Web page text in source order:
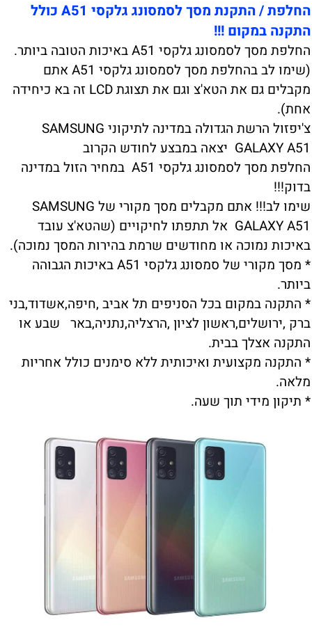
החלפת / התקנת מסך לסמסונג גלקסי A51 כולל
התקנה במקום !!!
החלפת מסך לסמסונג גלקסי A51 באיכות הטובה ביותר.
(שימו לב בהחלפת מסך לסמסונג גלקסי A51 אתם
מקבלים גם את הטא'צ וגם את תצוגת LCD זה בא כיחידה
אחת).
צ'יפזול הרשת הגדולה במדינה לתיקוני SAMSUNG
GALAXY A51 יצאה במבצע לחודש הקרוב
החלפת מסך לסמסונג גלקסי A51 במחיר הזול במדינה
בדוק!!!
שימו לב!!! אתם מקבלים מסך מקורי של SAMSUNG
GALAXY A51 אל תתפתו לחיקויים (שהטא'צ עובד
באיכות נמוכה או מחודשים שרמת בהירות המסך נמוכה).
* מסך מקורי של סמסונג גלקסי A51 באיכות הגבוהה
ביותר.
* התקנה במקום בכל הסניפים תל אביב ,חיפה,אשדוד,בני
ברק ,ירושלים,ראשון לציון ,הרצליה,נתניה,באר שבע או
התקנה אצלך בבית.
* התקנה מקצועית ואיכותית ללא סימנים כולל אחריות
מלאה.
* תיקון מידי תוך שעה.